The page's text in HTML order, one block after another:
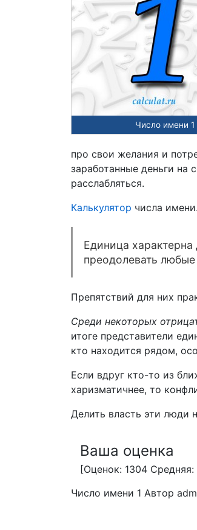
Число имени 1
про свои желания и
заработанные деньги на
расслабляться.
Калькулятор числа имени.
Единица
преодолевать
Препятствий для них
Среди некоторых
итоге представители
кто находится рядом,
Если вдруг кто-то из
харизматичнее, то
Делить власть эти люди
Ваша оценка
[Оценок: 1304 Средняя:
Число имени 1 Автор